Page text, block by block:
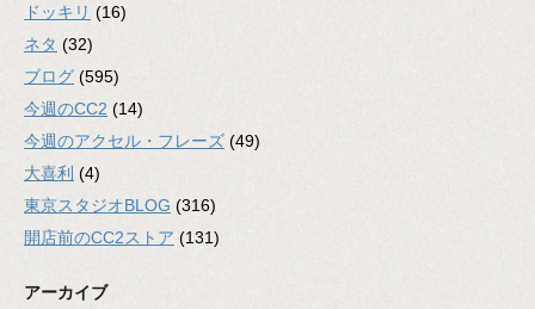
ドッキリ (16)
ネタ (32)
ブログ (595)
今週のCC2 (14)
今週のアクセル・フレーズ (49)
大喜利 (4)
東京スタジオBLOG (316)
開店前のCC2ストア (131)
アーカイブ